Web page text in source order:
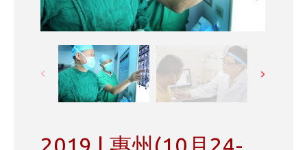
2019 | 惠州(10月24-